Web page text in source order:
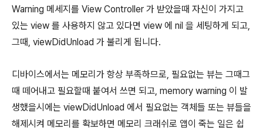
Warning 메세지를 View Controller 가 받았을때 자신이 가지고
있는 view 를 사용하지 않고 있다면 view 에 nil 을 세팅하게 되고,
그때, viewDidUnload 가 불리게 됩니다.
디바이스에서는 메모리가 항상 부족하므로, 필요없는 뷰는 그때그
때 떼어내고 필요할때 붙여서 쓰면 되고, memory warning 이 발
생했을시에는 viewDidUnload 에서 필요없는 객체들 또는 뷰들을
해제시켜 메모리를 확보하면 메모리 크래쉬로 앱이 죽는 일은 쉽